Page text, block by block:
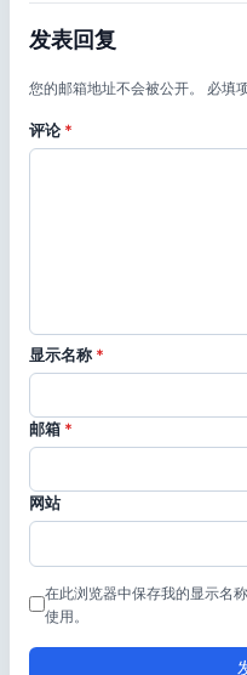
发表回复
您的邮箱地址不会被公开。 必填
评论 *
显示名称 *
邮箱 *
网站
在此浏览器中保存我的显示名
使用。